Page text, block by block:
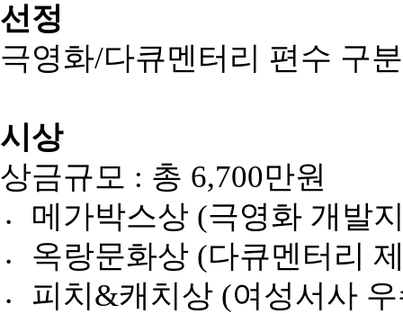
선정
극영화/다큐멘터리 편수 구
시상
상금규모 : 총 6,700만원
〮메가박스상 (극영화 개발
〮옥랑문화상 (다큐멘터리
〮피치&캐치상 (여성서사